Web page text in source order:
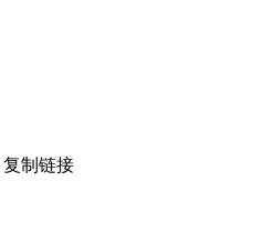
复制链接